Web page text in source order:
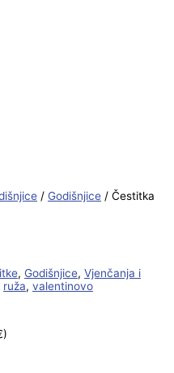
/ Godišnjice / Čestitka
, Godišnjice, Vjenčanja i
ruža, valentinovo